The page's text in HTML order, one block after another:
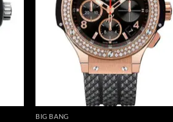
BIG BANG